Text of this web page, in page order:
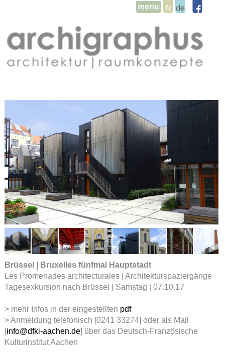
Brüssel | Bruxelles fünfmal Hauptstadt
Les Promenades architecturales | Architekturspaziergänge
Tagesexkursion nach Brüssel | Samstag | 07.10.17
> mehr Infos in der eingestellten pdf
> Anmeldung telefonisch [0241 33274] oder als Mail
[info@dfki-aachen.de] über das Deutsch-Französische
Kulturinstitut Aachen